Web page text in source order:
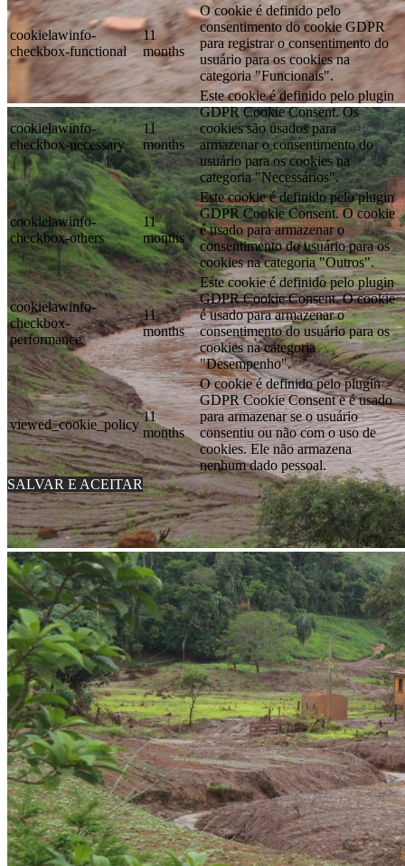
cookielawinfo-
checkbox-functional
11
months
O cookie é definido pelo
consentimento do cookie GDPR
para registrar o consentimento do
usuário para os cookies na
categoria "Funcionais".
cookielawinfo-
checkbox-necessary
11
months
Este cookie é definido pelo plugin
GDPR Cookie Consent. Os
cookies são usados ​​para
armazenar o consentimento do
usuário para os cookies na
categoria "Necessários".
cookielawinfo-
checkbox-others
11
months
Este cookie é definido pelo plugin
GDPR Cookie Consent. O cookie
é usado para armazenar o
consentimento do usuário para os
cookies na categoria "Outros".
cookielawinfo-
checkbox-
performance
11
months
Este cookie é definido pelo plugin
GDPR Cookie Consent. O cookie
é usado para armazenar o
consentimento do usuário para os
cookies na categoria
"Desempenho".
viewed_cookie_policy
11
months
O cookie é definido pelo plugin
GDPR Cookie Consent e é usado
para armazenar se o usuário
consentiu ou não com o uso de
cookies. Ele não armazena
nenhum dado pessoal.
SALVAR E ACEITAR